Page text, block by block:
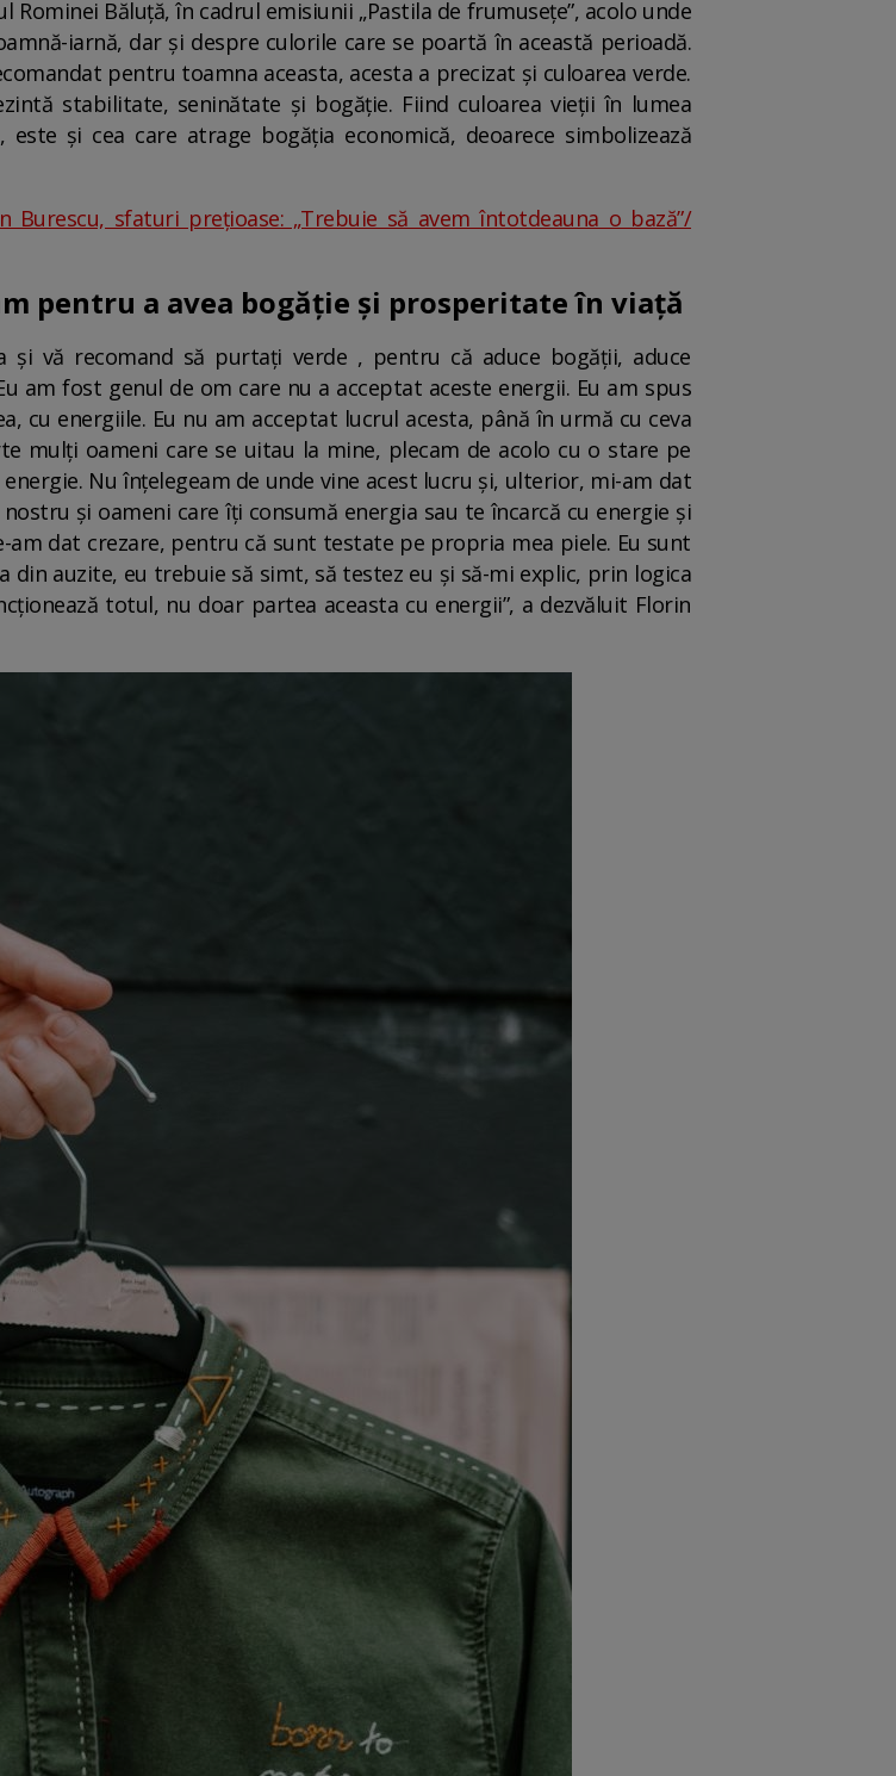
Băluță, în cadrul emisiunii „Pastila de frumusețe”, acolo unde
iarnă, dar și despre culorile care se poartă în această perioadă.
pentru toamna aceasta, acesta a precizat și culoarea verde.
stabilitate, seninătate și bogăție. Fiind culoarea vieții în lumea
și cea care atrage bogăția economică, deoarece simbolizează
sfaturi prețioase: „Trebuie să avem întotdeauna o bază”/
pentru a avea bogăție și prosperitate în viață
și vă recomand să purtați verde , pentru că aduce bogății, aduce
am fost genul de om care nu a acceptat aceste energii. Eu am spus
energiile. Eu nu am acceptat lucrul acesta, până în urmă cu ceva
mulți oameni care se uitau la mine, plecam de acolo cu o stare pe
Nu înțelegeam de unde vine acest lucru și, ulterior, mi-am dat
și oameni care îți consumă energia sau te încarcă cu energie și
dat crezare, pentru că sunt testate pe propria mea piele. Eu sunt
din auzite, eu trebuie să simt, să testez eu și să-mi explic, prin logica
totul, nu doar partea aceasta cu energii”, a dezvăluit Florin